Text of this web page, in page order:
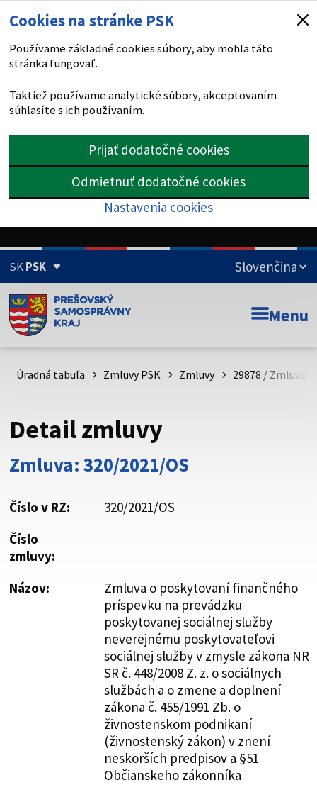
Cookies na stránke PSK
Používame základné cookies súbory, aby mohla táto
stránka fungovať.
Taktiež používame analytické súbory, akceptovaním
súhlasíte s ich používaním.
Prijať dodatočné cookies
Odmietnuť dodatočné cookies
Nastavenia cookies
SKPSK
Doména psk.sk je oficiálna
Toto je oficiálna webová stránka Prešovského
psk.sk.
Buďte pozorní a vždy sa uistite, že zdieľate informácie iba
cez zabezpečenú webovú stránku. Zabezpečená stránka
vždy začína https:// pred názvom domény webového sídla.
Menu
Úradná tabuľa Zmluvy PSK Zmluvy 29878 / Zmluva
Detail zmluvy
Zmluva: 320/2021/OS
Číslo v RZ:
320/2021/OS
Číslo
zmluvy:
Názov:
Zmluva o poskytovaní finančného
príspevku na prevádzku
poskytovanej sociálnej služby
neverejnému poskytovateľovi
sociálnej služby v zmysle zákona NR
SR č. 448/2008 Z. z. o sociálnych
službách a o zmene a doplnení
zákona č. 455/1991 Zb. o
živnostenskom podnikaní
(živnostenský zákon) v znení
neskorších predpisov a §51
Občianskeho zákonníka